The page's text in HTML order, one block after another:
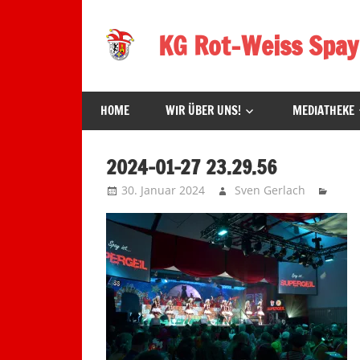
Inhalt
springen
KG Rot-Weiss
in
Spay!
HOME WIR ÜBER UNS! MEDIATHEKE
2024-01-27 23.29.56
30. Januar 2024 Sven Gerlach